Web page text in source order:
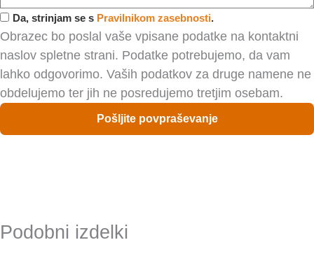
o
n
e
s
p
o
r
o
Da, strinjam se s Pravilnikom zasebnosti.
Obrazec bo poslal vaše vpisane podatke na kontaktni
naslov spletne strani. Podatke potrebujemo, da vam
lahko odgovorimo. Vaših podatkov za druge namene ne
obdelujemo ter jih ne posredujemo tretjim osebam.
Pošljite povpraševanje
Podobni izdelki